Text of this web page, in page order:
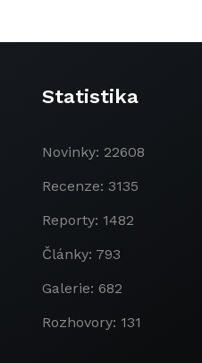
Statistika
Novinky: 22608
Recenze: 3135
Reporty: 1482
Články: 793
Galerie: 682
Rozhovory: 131